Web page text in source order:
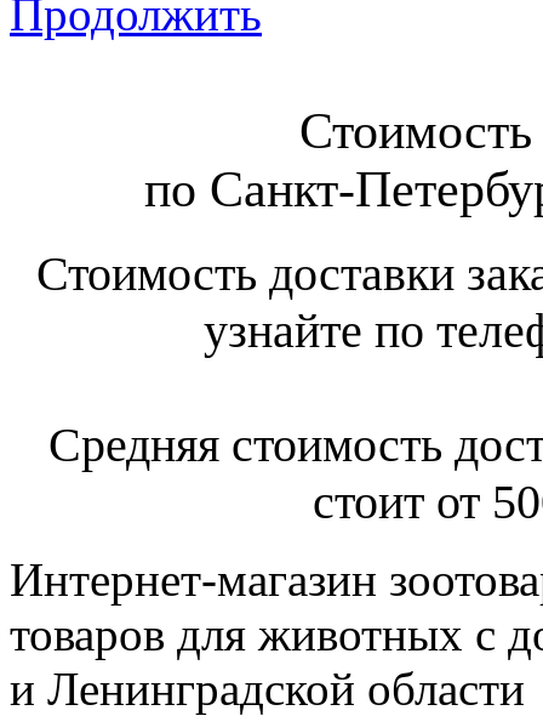
Продолжить
Стоимость
по Санкт-
Стоимость доставки
узнайте по
Средняя стоимость
стоит от
Интернет-магазин
товаров для животных с
и Ленинградской области